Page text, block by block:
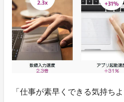
「仕事が素早くできる気持ち